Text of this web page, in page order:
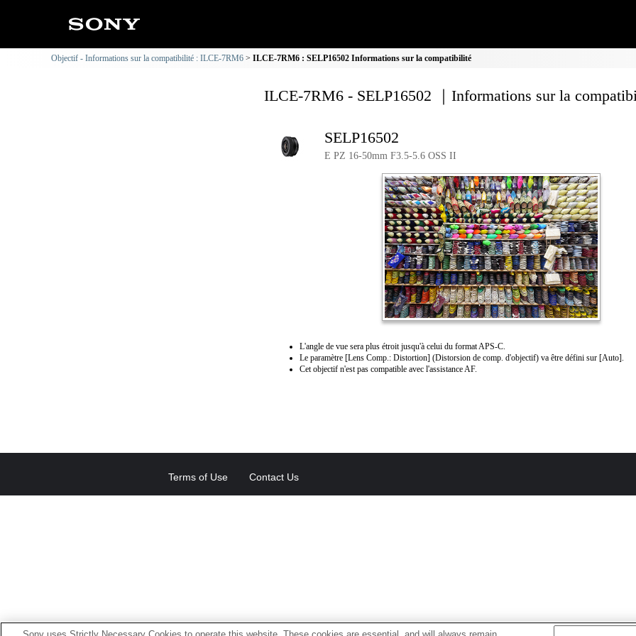
Objectif - Informations sur la compatibilité : ILCE-7RM6 ILCE-7RM6 : SELP16502 Informations sur la compatibilité
ILCE-7RM6 - SELP16502 ｜Informations sur la
SELP16502
E PZ 16-50mm F3.5-5.6 OSS II
L'angle de vue sera plus étroit jusqu'à celui du format APS-C.
Le paramètre [Lens Comp.: Distortion] (Distorsion de comp. d'objectif) va être défini sur [Auto].
Cet objectif n'est pas compatible avec l'assistance AF.
Terms of Use Contact Us